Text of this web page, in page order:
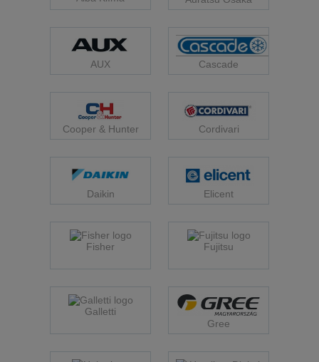
AUX Cascade
Cooper & Hunter Cordivari
Daikin Elicent
Fisher Fujitsu
Galletti
Gree